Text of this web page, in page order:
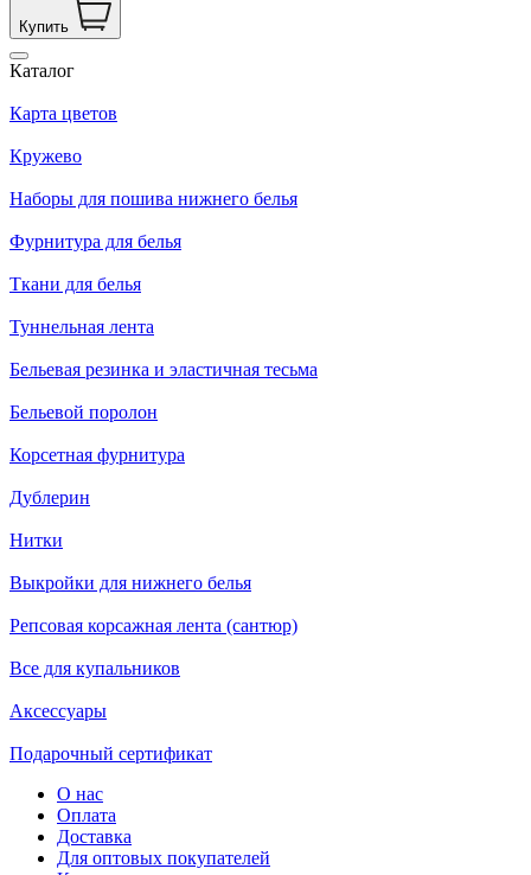
Купить
Каталог
Карта цветов
Кружево
Наборы для пошива нижнего белья
Фурнитура для белья
Ткани для белья
Туннельная лента
Бельевая резинка и эластичная тесьма
Бельевой поролон
Корсетная фурнитура
Дублерин
Нитки
Выкройки для нижнего белья
Репсовая корсажная лента (сантюр)
Все для купальников
Аксессуары
Подарочный сертификат
О нас
Оплата
Доставка
Для оптовых покупателей